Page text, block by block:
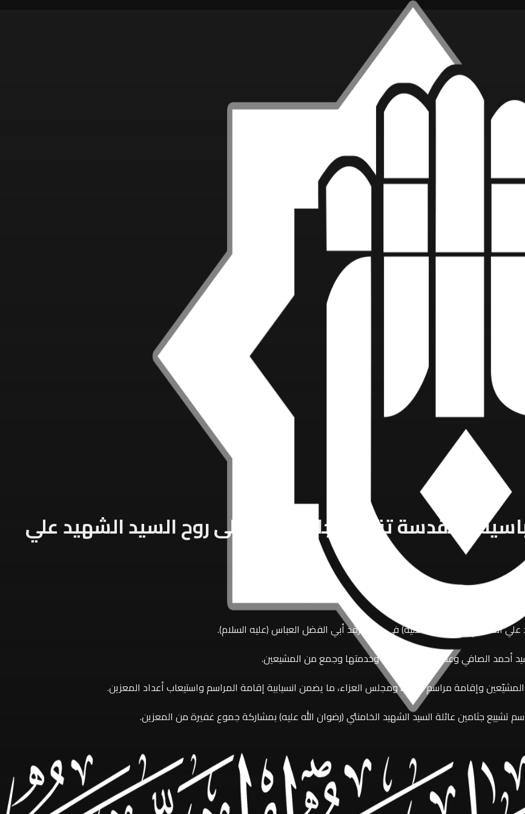
المقدسة تقيم مجلس عزاء على روح السيد الشهيد علي
الخامنئي (رضوان الله عليه) في حرم مرقد أبي الفضل العباس (عليه السلام).
أحمد الصافي وعدد من مسؤوليها وخدمتها وجمع من المشيعين.
وإقامة مراسم الزيارة ومجلس العزاء، ما يضمن انسيابية إقامة المراسم واستيعاب أعداد المعزين.
تشييع جثامين عائلة السيد الشهيد الخامنئي (رضوان الله عليه) بمشاركة جموع غفيرة من المعزين.